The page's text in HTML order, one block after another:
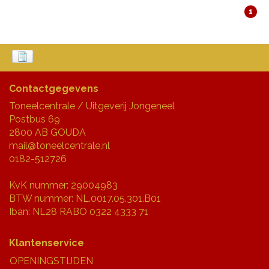
1
Contactgegevens
Toneelcentrale / Uitgeverij Jongeneel
Postbus 69
2800 AB GOUDA
mail@toneelcentrale.nl
0182-512726
KvK nummer: 29004983
BTW nummer: NL.0017.05.301.B01
Iban: NL28 RABO 0322 4333 71
Klantenservice
OPENINGSTIJDEN